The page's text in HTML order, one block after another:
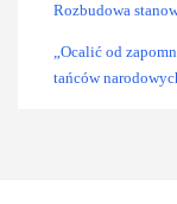
Rozbudowa
„Ocalić od
tańców